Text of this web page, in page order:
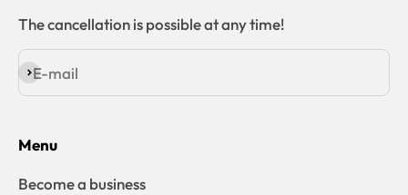
The cancellation is possible at any time!
E-mail
Subscribe
Menu
Become a business